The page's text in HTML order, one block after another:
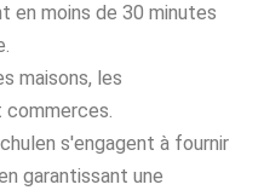
en moins de 30 minutes
maisons, les
commerces.
s'engagent à fournir
garantissant une